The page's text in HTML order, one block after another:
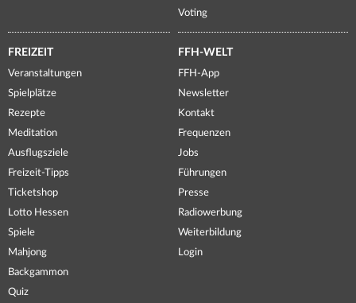
Voting
FREIZEIT
Veranstaltungen
Spielplätze
Rezepte
Meditation
Ausflugsziele
Freizeit-Tipps
Ticketshop
Lotto Hessen
Spiele
Mahjong
Backgammon
Quiz
FFH-WELT
FFH-App
Newsletter
Kontakt
Frequenzen
Jobs
Führungen
Presse
Radiowerbung
Weiterbildung
Login